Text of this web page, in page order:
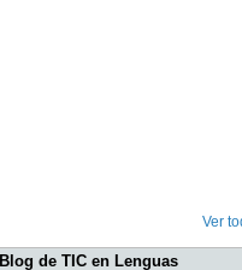
Ver
Blog de TIC en Lenguas